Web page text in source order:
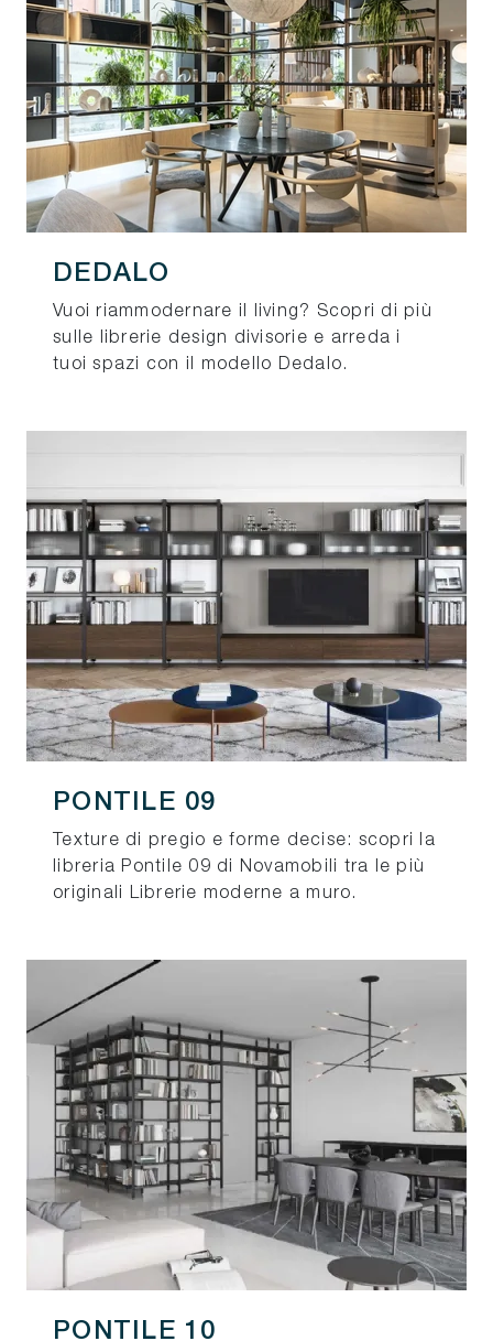
DEDALO
Vuoi riammodernare il living? Scopri di più
sulle librerie design divisorie e arreda i
tuoi spazi con il modello Dedalo.
PONTILE 09
Texture di pregio e forme decise: scopri la
libreria Pontile 09 di Novamobili tra le più
originali Librerie moderne a muro.
PONTILE 10